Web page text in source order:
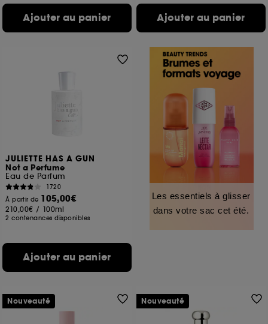
Ajouter au panier Ajouter au panier
JULIETTE HAS A GUN
Not a Perfume
Eau de Parfum
1720
À partir de 105,00€
210,00€ / 100ml
2 contenances disponibles
Ajouter au panier
Les essentiels à glisser
dans votre sac cet été.
Nouveauté Nouveauté